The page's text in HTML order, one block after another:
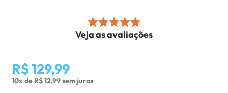
Veja as avaliações
R$ 129,99
10x de R$ 12,99 sem juros